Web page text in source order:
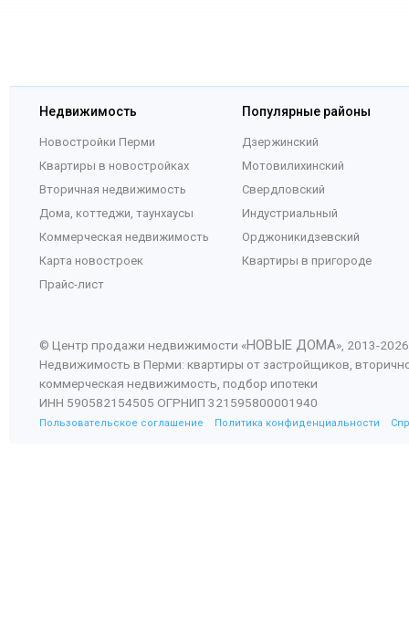
Недвижимость
Новостройки Перми
Квартиры в новостройках
Вторичная недвижимость
Дома, коттеджи, таунхаусы
Коммерческая недвижимость
Карта новостроек
Прайс-лист
Популярные районы
Дзержинский
Мотовилихинский
Свердловский
Индустриальный
Орджоникидзевский
Квартиры в пригороде
© Центр продажи недвижимости «НОВЫЕ ДОМА», 2013-2026
Недвижимость в Перми: квартиры от застройщиков,
коммерческая недвижимость, подбор ипотеки
ИНН 590582154505 ОГРНИП 321595800001940
Пользовательское соглашение Политика конфиденциальности